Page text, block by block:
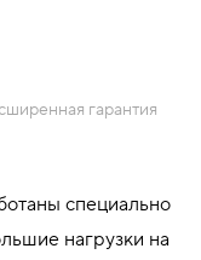
гарантия
специально
нагрузки на